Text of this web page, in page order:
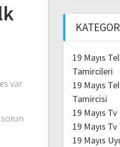
var
19 Mayıs
Tamircileri
19 Mayıs
Tamircisi
19 Mayıs
19 Mayıs
19 Mayıs